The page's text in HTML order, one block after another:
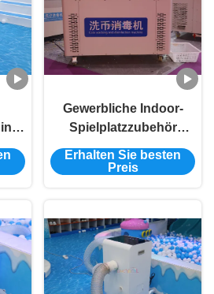
Gewerbliche Indoor-
Spielplatzzubehör
2500W
Münzreinigungsmaschine
Erhalten Sie besten
Preis